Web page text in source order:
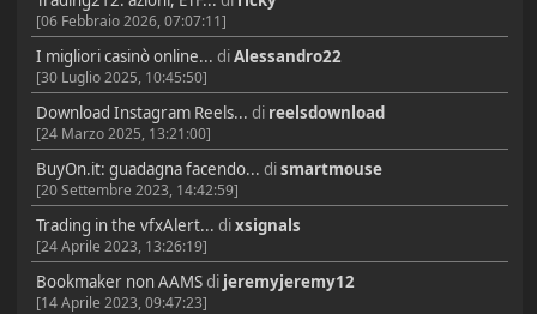
[06 Febbraio 2026, 07:07:11]
I migliori casinò online... diAlessandro22
[30 Luglio 2025, 10:45:50]
Download Instagram Reels... di reelsdownload
[24 Marzo 2025, 13:21:00]
BuyOn.it: guadagna facendo... dismartmouse
[20 Settembre 2023, 14:42:59]
Trading in the vfxAlert... dixsignals
[24 Aprile 2023, 13:26:19]
Bookmaker non AAMSdi jeremyjeremy12
[14 Aprile 2023, 09:47:23]